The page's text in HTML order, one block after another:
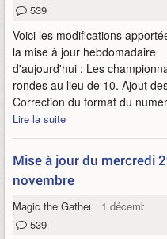
539
Voici les modifications
la mise à jour hebdomadaire
d'aujourd'hui : Les
rondes au lieu de 10. Ajout
Correction du format du
Lire la suite
Mise à jour du mercredi
novembre
Magic the Gathering Online
1 décembre
539